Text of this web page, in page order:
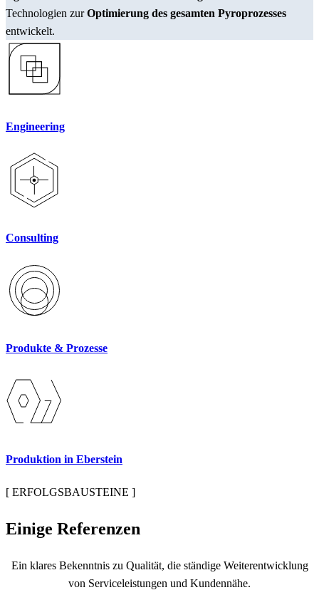
Technologien zurOptimierung des gesamten Pyroprozesses
entwickelt.
Engineering
Consulting
Produkte & Prozesse
Produktion in Eberstein
[ ERFOLGSBAUSTEINE ]
Einige Referenzen
Ein klares Bekenntnis zu Qualität, die ständige Weiterentwicklung
von Serviceleistungen und Kundennähe.